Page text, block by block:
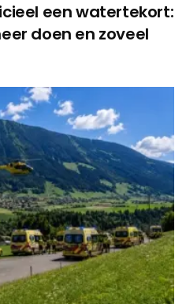
een watertekort:
doen en zoveel